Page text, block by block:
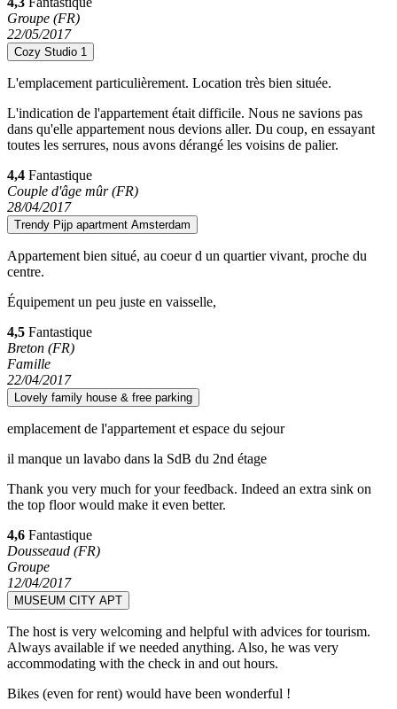
Groupe (FR)
22/05/2017
Cozy Studio 1
L'emplacement particulièrement. Location très bien située.
L'indication de l'appartement était difficile. Nous ne savions pas
dans qu'elle appartement nous devions aller. Du coup, en essayant
toutes les serrures, nous avons dérangé les voisins de palier.
4,4 Fantastique
Couple d'âge mûr (FR)
28/04/2017
Trendy Pijp apartment Amsterdam
Appartement bien situé, au coeur d un quartier vivant, proche du
centre.
Équipement un peu juste en vaisselle,
4,5 Fantastique
Breton (FR)
Famille
22/04/2017
Lovely family house & free parking
emplacement de l'appartement et espace du sejour
il manque un lavabo dans la SdB du 2nd étage
Thank you very much for your feedback. Indeed an extra sink on
the top floor would make it even better.
4,6 Fantastique
Dousseaud (FR)
Groupe
12/04/2017
MUSEUM CITY APT
The host is very welcoming and helpful with advices for tourism.
Always available if we needed anything. Also, he was very
accommodating with the check in and out hours.
Bikes (even for rent) would have been wonderful !